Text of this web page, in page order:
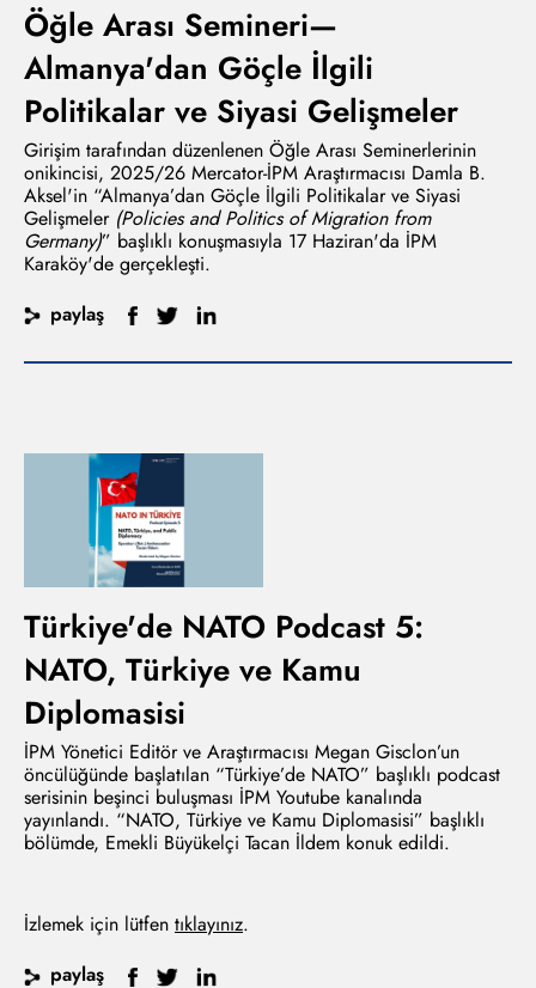
Öğle Arası Semineri—
Almanya'dan Göçle İlgili
Politikalar ve Siyasi Gelişmeler
Girişim tarafından düzenlenen Öğle Arası Seminerlerinin
onikincisi, 2025/26 Mercator-İPM Araştırmacısı Damla B.
Aksel'in “Almanya’dan Göçle İlgili Politikalar ve Siyasi
Gelişmeler (Policies and Politics of Migration from
Germany)” başlıklı konuşmasıyla 17 Haziran'da İPM
Karaköy'de gerçekleşti.
paylaş
Türkiye'de NATO Podcast 5:
NATO, Türkiye ve Kamu
Diplomasisi
İPM Yönetici Editör ve Araştırmacısı Megan Gisclon’un
öncülüğünde başlatılan “Türkiye’de NATO” başlıklı podcast
serisinin beşinci buluşması İPM Youtube kanalında
yayınlandı. “NATO, Türkiye ve Kamu Diplomasisi” başlıklı
bölümde, Emekli Büyükelçi Tacan İldem konuk edildi.
İzlemek için lütfen tıklayınız.
paylaş